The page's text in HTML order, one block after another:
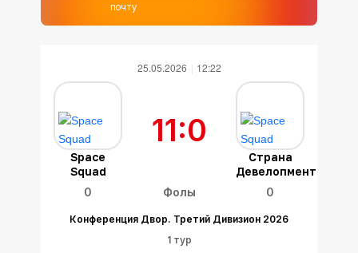
почту
25.05.2026 12:22
Space
Squad
Страна
Девелопмент
11:0
Конференция Двор. Третий Дивизион 2026
1 тур
Фолы
0 0